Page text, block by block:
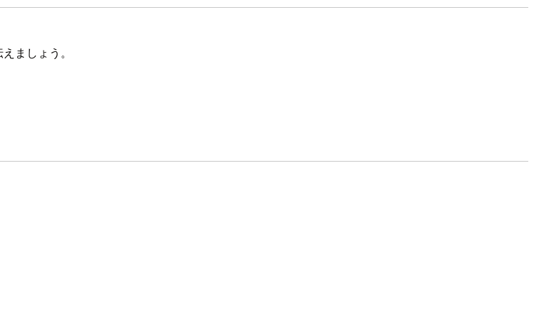
ましょう。